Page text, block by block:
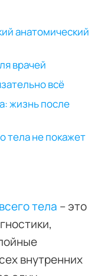
анатомический
врачей
всё
жизнь после
тела не покажет
тела – это
внутренних